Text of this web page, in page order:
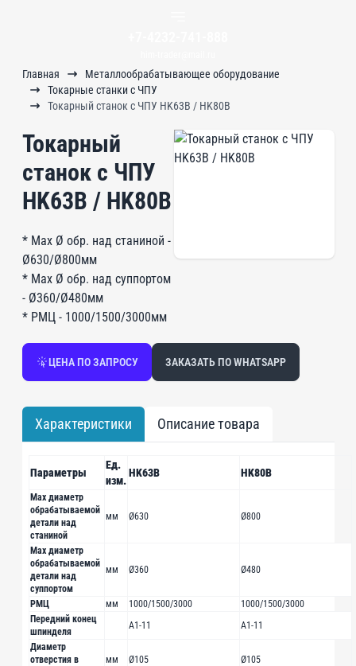
Главная
Металлообрабатывающее оборудование
Токарные станки с ЧПУ
Токарный станок с ЧПУ HK63B / HK80B
Токарный
станок с ЧПУ
HK63B / HK80B
* Мах Ø обр. над станиной -
Ø630/Ø800мм
* Мах Ø обр. над суппортом
- Ø360/Ø480мм
* РМЦ - 1000/1500/3000мм
ЦЕНА ПО ЗАПРОСУ ЗАКАЗАТЬ ПО WHATSAPP
Характеристики Описание товара
Параметры
Ед.
изм.
НK63В НK80В
Мах диаметр
обрабатываемой
детали над
станиной
мм Ø630 Ø800
Мах диаметр
обрабатываемой
детали над
суппортом
мм Ø360 Ø480
РМЦ мм 1000/1500/3000
1000/1500/3000
Передний конец
шпинделя
A1-11
A1-11
Диаметр
отверстия в
мм Ø105 Ø105